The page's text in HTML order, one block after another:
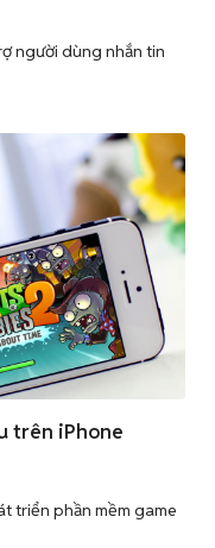
người dùng nhắn tin
trên iPhone
triển phần mềm game